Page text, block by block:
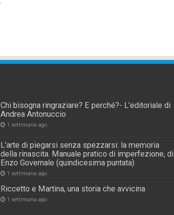
Chi bisogna ringraziare? E perché?- L’editoriale di
Andrea Antonuccio
1 settimana ago
L’arte di piegarsi senza spezzarsi: la memoria
della rinascita. Manuale pratico di imperfezione, di
Enzo Governale (quindicesima puntata)
1 settimana ago
Riccetto e Martina, una storia che avvicina
1 settimana ago